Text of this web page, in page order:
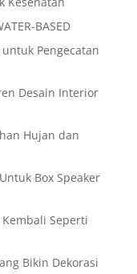
BASED
Pengecatan
Desain Interior
Hujan dan
Box Speaker
Seperti
Bikin Dekorasi